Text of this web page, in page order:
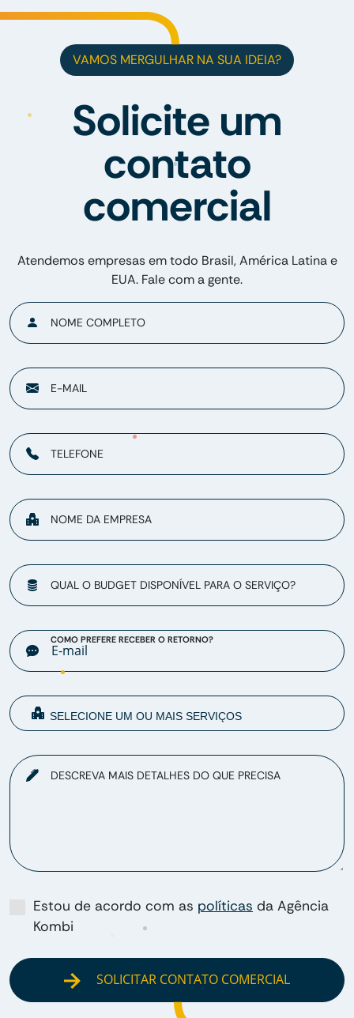
VAMOS MERGULHAR NA SUA IDEIA?
Solicite um
contato
comercial
Atendemos empresas em todo Brasil, América Latina e
EUA. Fale com a gente.
NOME COMPLETO
E-MAIL
TELEFONE
NOME DA EMPRESA
QUAL O BUDGET DISPONÍVEL PARA O SERVIÇO?
COMO PREFERE RECEBER O RETORNO?
DESCREVA MAIS DETALHES DO QUE PRECISA
Estou de acordo com as políticas da Agência
Kombi
SOLICITAR CONTATO COMERCIAL